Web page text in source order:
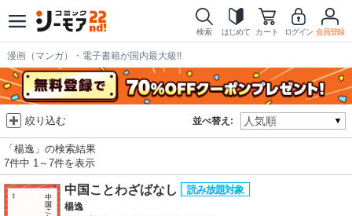
検索 はじめて カート ログイン 会員登録
漫画（マンガ）・電子書籍が国内最大級!!
並べ替え:
絞り込む
「楊逸」の検索結果
7件中 1～7件を表示
中国ことわざばなし
楊逸